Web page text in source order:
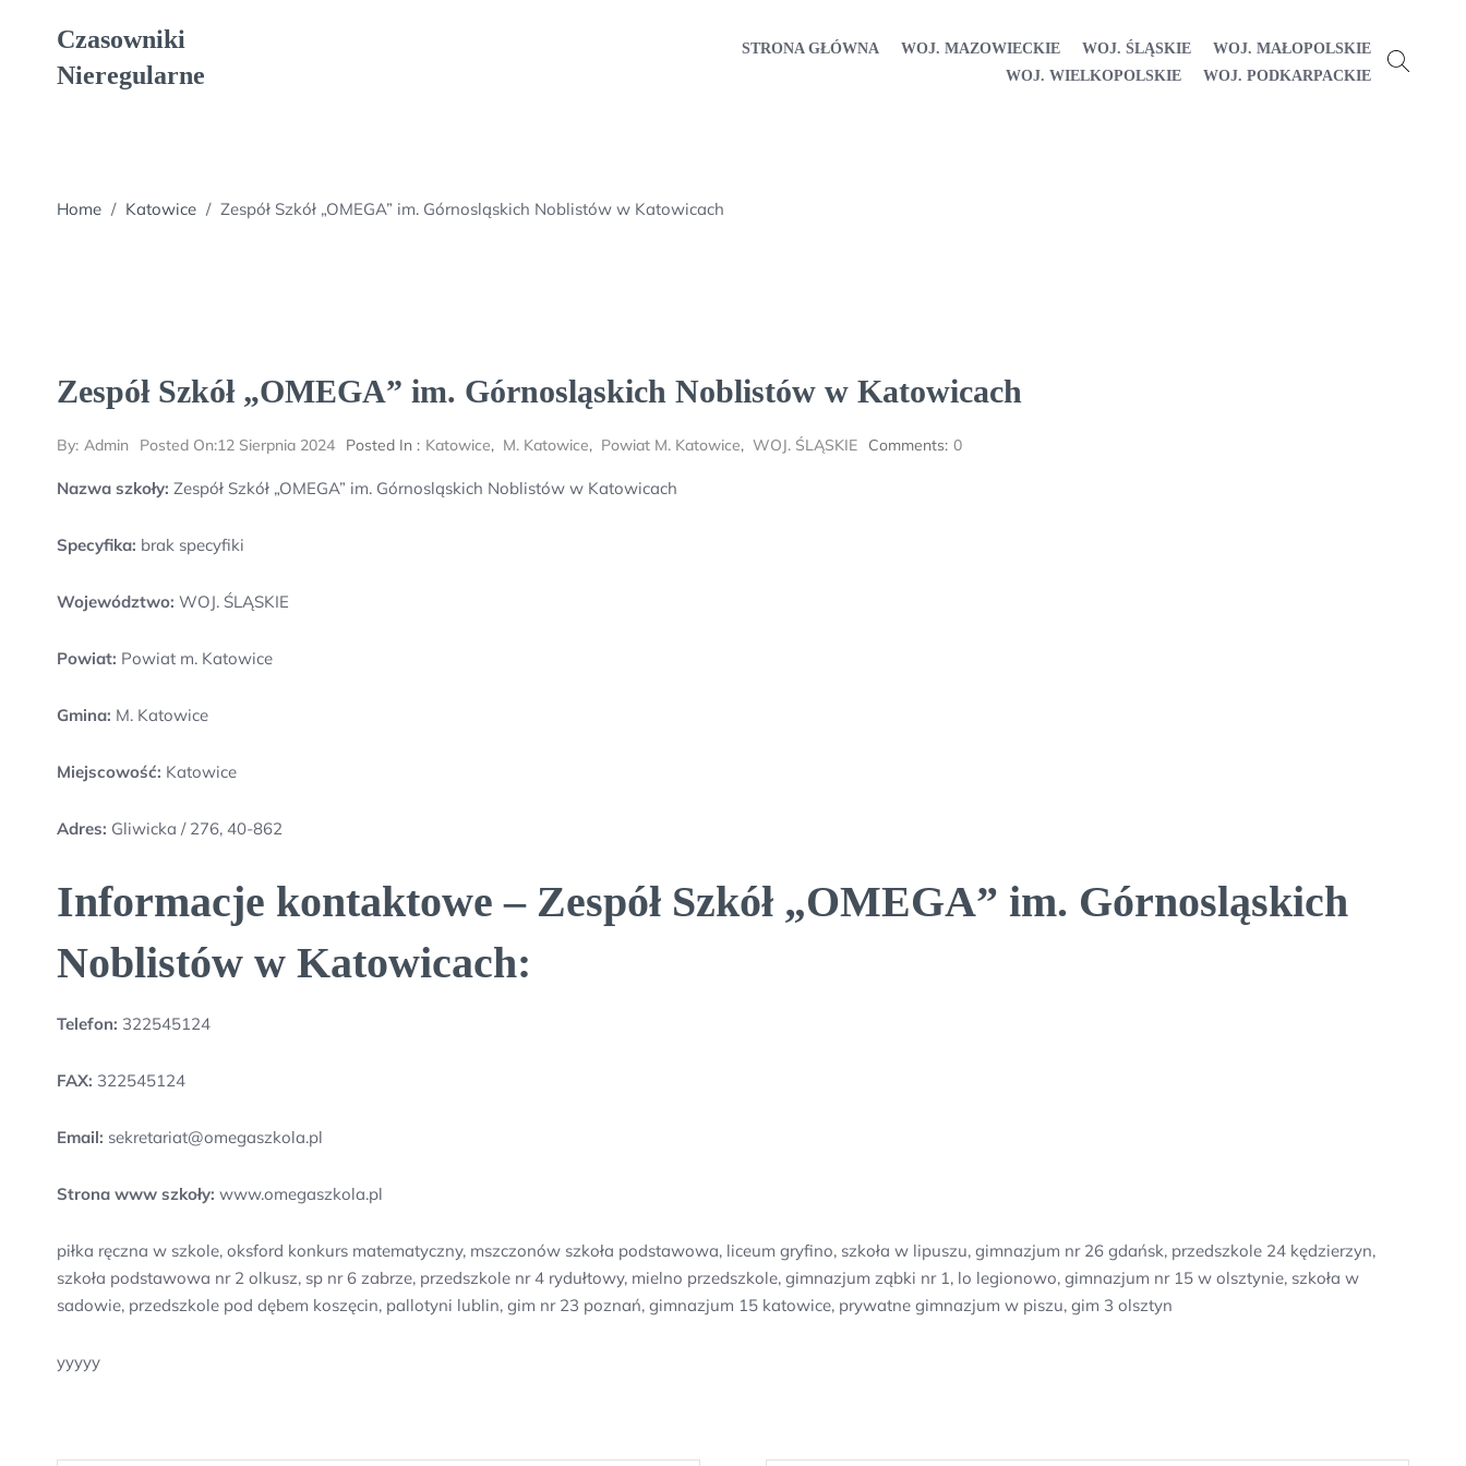
Czasowniki
Nieregularne
STRONA GŁÓWNA WOJ. MAZOWIECKIE WOJ. ŚLĄSKIE
WOJ. MAŁOPOLSKIE
WOJ. WIELKOPOLSKIE
WOJ. PODKARPACKIE
Home / Katowice / Zespół Szkół „OMEGA” im. Górnosląskich Noblistów w Katowicach
Zespół Szkół „OMEGA” im. Górnosląskich Noblistów w Katowicach
By: Admin Posted On:12 Sierpnia 2024 Posted In : Katowice, M. Katowice, Powiat M. Katowice, WOJ. ŚLĄSKIE Comments: 0
Nazwa szkoły: Zespół Szkół „OMEGA” im. Górnosląskich Noblistów w Katowicach
Specyfika: brak specyfiki
Województwo: WOJ. ŚLĄSKIE
Powiat: Powiat m. Katowice
Gmina: M. Katowice
Miejscowość: Katowice
Adres: Gliwicka / 276, 40-862
Informacje kontaktowe – Zespół Szkół „OMEGA” im. Górnosląskich
Noblistów w Katowicach:
Telefon: 322545124
FAX: 322545124
Email: sekretariat@omegaszkola.pl
Strona www szkoły: www.omegaszkola.pl
piłka ręczna w szkole, oksford konkurs matematyczny, mszczonów szkoła podstawowa, liceum gryfino, szkoła w lipuszu, gimnazjum nr 26 gdańsk, przedszkole 24 kędzierzyn,
szkoła podstawowa nr 2 olkusz, sp nr 6 zabrze, przedszkole nr 4 rydułtowy, mielno przedszkole, gimnazjum ząbki nr 1, lo legionowo, gimnazjum nr 15 w olsztynie, szkoła w
sadowie, przedszkole pod dębem koszęcin, pallotyni lublin, gim nr 23 poznań, gimnazjum 15 katowice, prywatne gimnazjum w piszu, gim 3 olsztyn
yyyyy